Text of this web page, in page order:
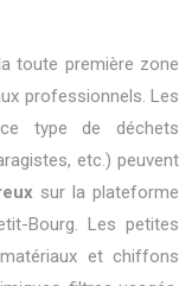
toute première zone
professionnels. Les
ce type de déchets
etc.) peuvent
sur la plateforme
Bourg. Les petites
et chiffons